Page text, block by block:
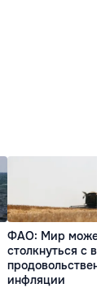
ФАО: Мир может
столкнуться с
инфляции